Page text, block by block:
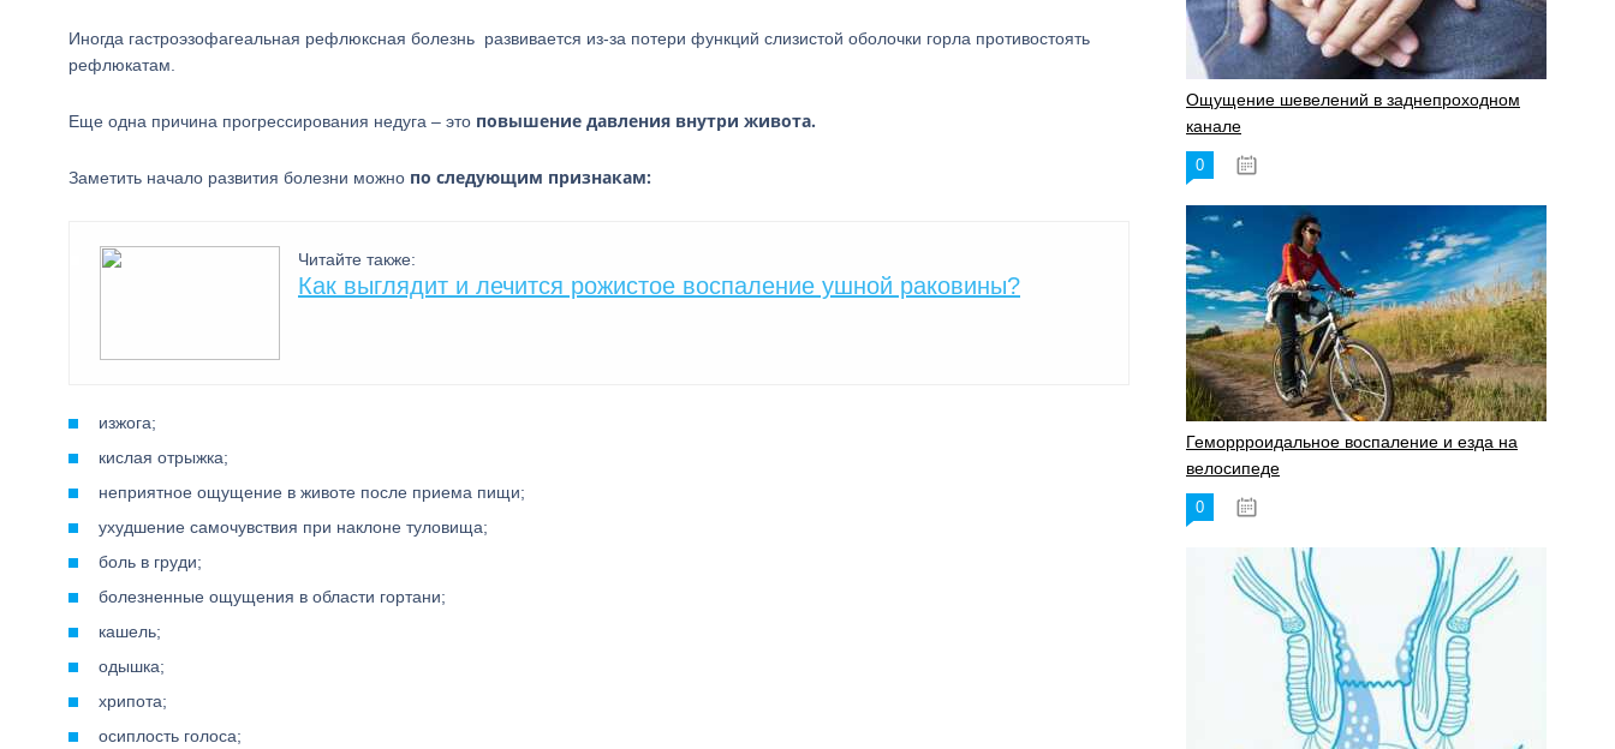
Иногда гастроэзофагеальная рефлюксная болезнь развивается из-за потери функций слизистой оболочки горла противостоять
рефлюкатам.
Еще одна причина прогрессирования недуга – это повышение давления внутри живота.
Заметить начало развития болезни можно по следующим признакам:
Читайте также:
Как выглядит и лечится рожистое воспаление ушной раковины?
изжога;
кислая отрыжка;
неприятное ощущение в животе после приема пищи;
ухудшение самочувствия при наклоне туловища;
боль в груди;
болезненные ощущения в области гортани;
кашель;
одышка;
хрипота;
осиплость голоса;
Ощущение шевелений в заднепроходном
канале
0
Геморрроидальное воспаление и езда на
велосипеде
0